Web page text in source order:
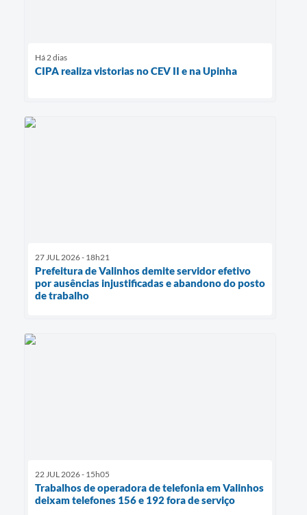
Há 2 dias
CIPA realiza vistorias no CEV II e na Upinha
27 JUL 2026 - 18h21
Prefeitura de Valinhos demite servidor efetivo
por ausências injustificadas e abandono do posto
de trabalho
22 JUL 2026 - 15h05
Trabalhos de operadora de telefonia em Valinhos
deixam telefones 156 e 192 fora de serviço